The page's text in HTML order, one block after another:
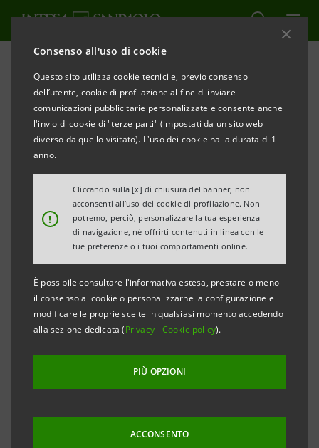
Consenso all'uso di cookie
Questo sito utilizza cookie tecnici e, previo consenso
dell’utente, cookie di profilazione al fine di inviare
comunicazioni pubblicitarie personalizzate e consente anche
l'invio di cookie di "terze parti" (impostati da un sito web
diverso da quello visitato). L'uso dei cookie ha la durata di 1
anno.
!
Cliccando sulla [x] di chiusura del banner, non
acconsenti all’uso dei cookie di profilazione. Non
potremo, perciò, personalizzare la tua esperienza
di navigazione, né offrirti contenuti in linea con le
tue preferenze o i tuoi comportamenti online.
È possibile consultare l'informativa estesa, prestare o meno
il consenso ai cookie o personalizzarne la configurazione e
modificare le proprie scelte in qualsiasi momento accedendo
alla sezione dedicata (Privacy- Cookie policy).
PIÙ OPZIONI
ACCONSENTO
Comunicati stampa
STAMPA AGGIORNA
“ORIZZONTI E SFIDE PER IL PORTO DI TRIESTE”
promuove un incontro aperto alla cittadinanza
che vuole offrire spunti di riflessione sul futuro del
porto di Trieste.
Verrà presentato il report di SRM (Studi Ricerche
Mezzogiorno) su “Rischi e opportunità al centro del
Mediterraneo” con un focus sul porto di Trieste
Previsto l’intervento di Mariagrazia Santoro,
assessore alle Infrastrutture Regione FVG
• Trieste 1° porto italiano per volume di tonnellate
• Il 32,6% dell’import-export del Friuli Venezia
Giulia viaggia per mare (6 miliardi circa nel 2014).